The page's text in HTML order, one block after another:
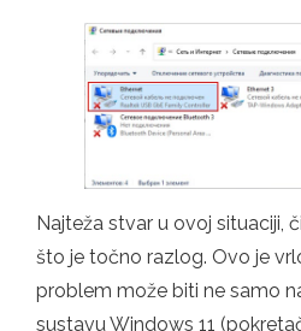
Najteža stvar u ovoj situaciji,
što je točno razlog. Ovo je
problem može biti ne samo
sustavu Windows 11